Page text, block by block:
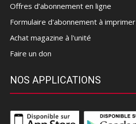
Offres d’abonnement en ligne
Formulaire d'abonnement à imprimer
Achat magazine à l'unité
Faire un don
NOS APPLICATIONS